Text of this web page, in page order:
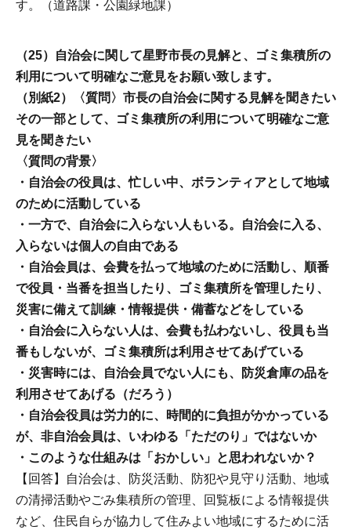
す。（道路課・公園緑地課）
（25）自治会に関して星野市長の見解と、ゴミ集積所の
利用について明確なご意見をお願い致します。
（別紙2）〈質問〉市長の自治会に関する見解を聞きたい
その一部として、ゴミ集積所の利用について明確なご意
見を聞きたい
〈質問の背景〉
・自治会の役員は、忙しい中、ボランティアとして地域
のために活動している
・一方で、自治会に入らない人もいる。自治会に入る、
入らないは個人の自由である
・自治会員は、会費を払って地域のために活動し、順番
で役員・当番を担当したり、ゴミ集積所を管理したり、
災害に備えて訓練・情報提供・備蓄などをしている
・自治会に入らない人は、会費も払わないし、役員も当
番もしないが、ゴミ集積所は利用させてあげている
・災害時には、自治会員でない人にも、防災倉庫の品を
利用させてあげる（だろう）
・自治会役員は労力的に、時間的に負担がかかっている
が、非自治会員は、いわゆる「ただのり」ではないか
・このような仕組みは「おかしい」と思われないか？
【回答】自治会は、防災活動、防犯や見守り活動、地域
の清掃活動やごみ集積所の管理、回覧板による情報提供
など、住民自らが協力して住みよい地域にするために活